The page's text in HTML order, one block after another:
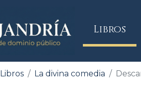
Libros
Libros La divina comedia